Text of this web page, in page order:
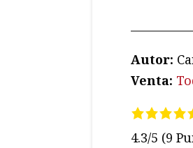
Autor:
Venta:
4.3/5 (9